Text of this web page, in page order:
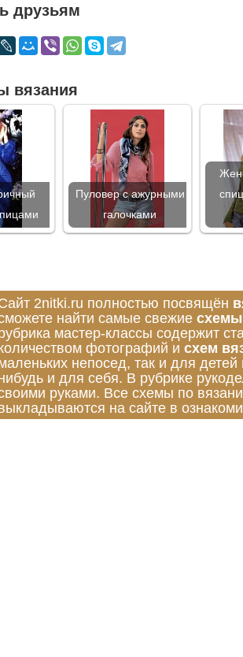
друзьям
вязания
Пуловер с ажурными
галочками
2nitki.ru полностью посвящён
найти самые свежие схемы
мастер-классы содержит
фотографий и схем
непосед, так и для
и для себя. В рубрике
руками. Все схемы по
на сайте в